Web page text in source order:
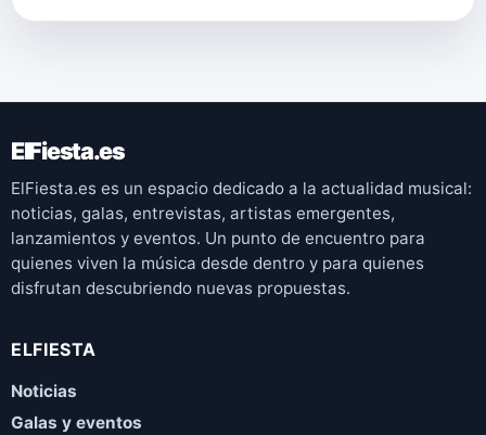
ElFiesta.es
ElFiesta.es es un espacio dedicado a la actualidad musical:
noticias, galas, entrevistas, artistas emergentes,
lanzamientos y eventos. Un punto de encuentro para
quienes viven la música desde dentro y para quienes
disfrutan descubriendo nuevas propuestas.
ELFIESTA
Noticias
Galas y eventos